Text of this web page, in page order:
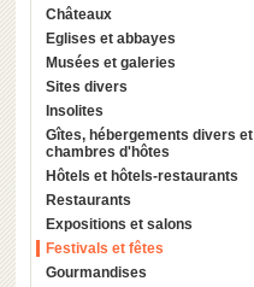
Châteaux
Eglises et abbayes
Musées et galeries
Sites divers
Insolites
Gîtes, hébergements divers et
chambres d'hôtes
Hôtels et hôtels-restaurants
Restaurants
Expositions et salons
Festivals et fêtes
Gourmandises